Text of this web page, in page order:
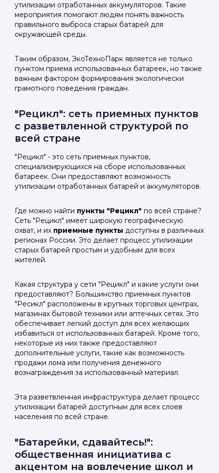
утилизации отработанных аккумуляторов. Такие
мероприятия помогают людям понять важность
правильного выброса старых батарей для
окружающей среды.
Таким образом, ЭкоТехноПарк является не только
пунктом приема использованных батареек, но также
важным фактором формирования экологически
грамотного поведения граждан.
"Рецикл": сеть приемных пунктов
с разветвленной структурой по
всей стране
"Рецикл" - это сеть приемных пунктов,
специализирующихся на сборе использованных
батареек. Они предоставляют возможность
утилизации отработанных батарей и аккумуляторов.
Где можно найти пункты "Рецикл" по всей стране?
Сеть "Рецикл" имеет широкую географическую
охват, и их приемные пункты доступны в различных
регионах России. Это делает процесс утилизации
старых батарей простым и удобным для всех
жителей.
Какая структура у сети "Рецикл" и какие услуги они
предоставляют? Большинство приемных пунктов
"Ресикл" расположены в крупных торговых центрах,
магазинах бытовой техники или аптечных сетях. Это
обеспечивает легкий доступ для всех желающих
избавиться от использованных батарей. Кроме того,
некоторые из них также предоставляют
дополнительные услуги, такие как возможность
продажи лома или получения денежного
вознаграждения за использованный материал.
Эта разветвленная инфраструктура делает процесс
утилизации батарей доступным для всех слоев
населения по всей странe.
"Батарейки, сдавайтесь!":
общественная инициатива с
акцентом на вовлечение школ и